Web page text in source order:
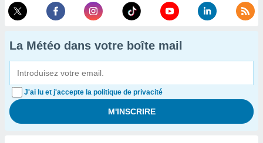
La Météo dans votre boîte mail
J'ai lu et j'accepte la politique de privacité